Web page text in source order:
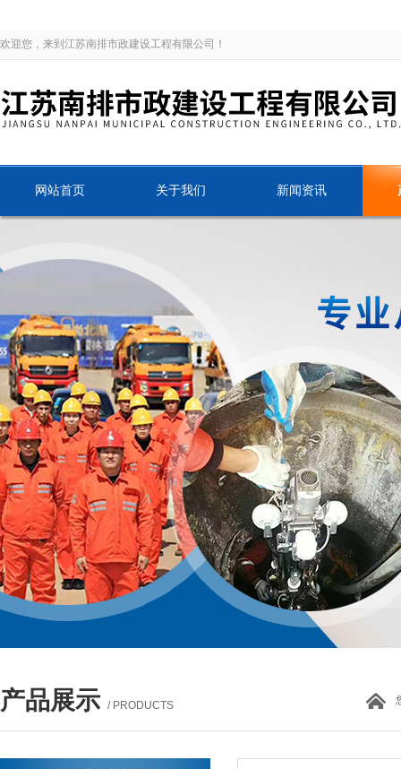
欢迎您，来到江苏南排市政建设工程有限公司！
网站首页 关于我们 新闻资讯
产品展示 / PRODUCTS